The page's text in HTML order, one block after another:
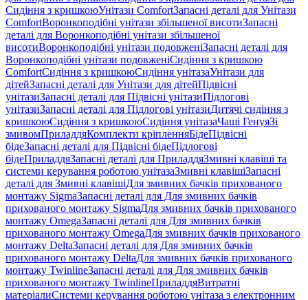
Сидіння з кришкоюУнітази ComfortЗапасні деталі для Унітази
ComfortВоронкоподібні унітази збільшеної висотиЗапасні
деталі для Воронкоподібні унітази збільшеної
висотиВоронкоподібні унітази подовженіЗапасні деталі для
Воронкоподібні унітази подовженіСидіння з кришкою
ComfortСидіння з кришкоюСидіння унітазаУнітази для
дітейЗапасні деталі для Унітази для дітейПідвісні
унітазиЗапасні деталі для Підвісні унітазиПідлогові
унітазиЗапасні деталі для Підлогові унітазиДитячі сидіння з
кришкоюСидіння з кришкоюСидіння унітазаЧаші ГенуяЗі
змивомПриладдяКомплекти кріпленняБідеПідвісні
бідеЗапасні деталі для Підвісні бідеПідлогові
бідеПриладдяЗапасні деталі для ПриладдяЗмивні клавіші та
системи керування роботою унітазаЗмивні клавішіЗапасні
деталі для Змивні клавішіДля змивних бачків прихованого
монтажу SigmaЗапасні деталі для Для змивних бачків
прихованого монтажу SigmaДля змивних бачків прихованого
монтажу OmegaЗапасні деталі для Для змивних бачків
прихованого монтажу OmegaДля змивних бачків прихованого
монтажу DeltaЗапасні деталі для Для змивних бачків
прихованого монтажу DeltaДля змивних бачків прихованого
монтажу TwinlineЗапасні деталі для Для змивних бачків
прихованого монтажу TwinlineПриладдяВитратні
матеріалиСистеми керування роботою унітаза з електронним